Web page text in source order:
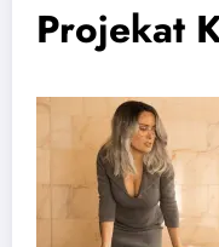
Projekat